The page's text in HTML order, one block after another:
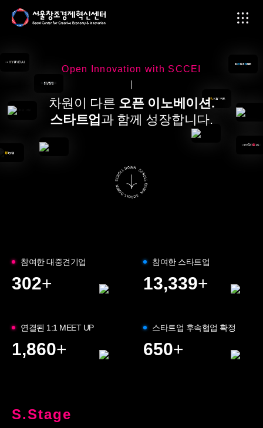
Open Innovation with SCCEI
차원이 다른 오픈 이노베이션.
스타트업 과 함께 성장합니다.
참여한 대중견기업
302+
참여한 스타트업
13,339+
연결된 1:1 MEET UP
1,860+
스타트업 후속협업 확정
650+
S.Stage